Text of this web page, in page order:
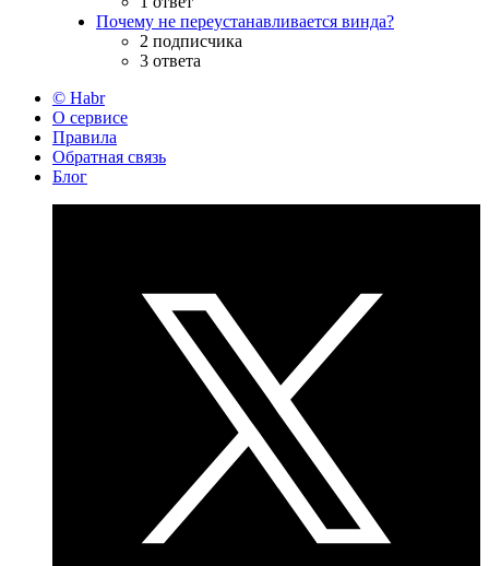
Почему не переустанавливается винда?
2 подписчика
3 ответа
© Habr
О сервисе
Правила
Обратная связь
Блог